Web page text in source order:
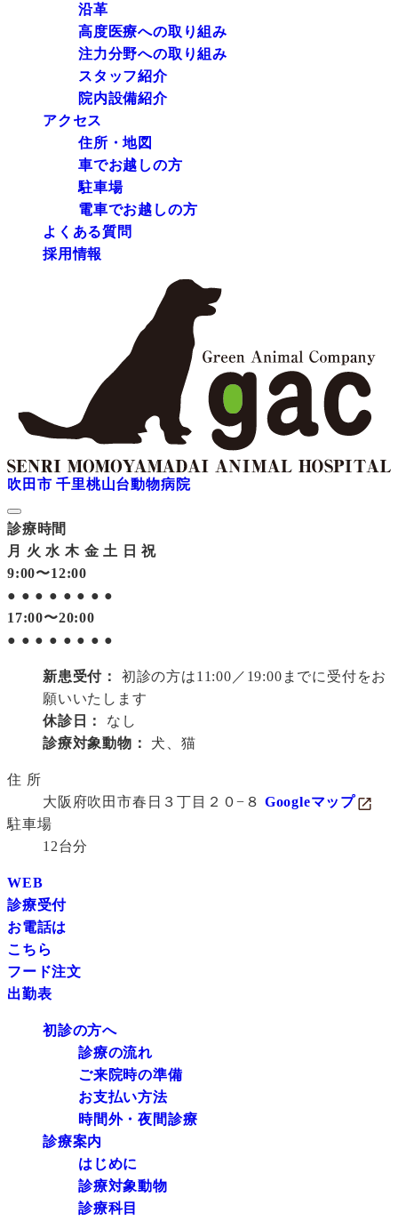
沿革
高度医療への取り組み
注力分野への取り組み
スタッフ紹介
院内設備紹介
アクセス
住所・地図
車でお越しの方
駐車場
電車でお越しの方
よくある質問
採用情報
吹田市 千里桃山台動物病院
診療時間
月
火 水 木 金 土 日 祝
9:00〜12:00
● ● ● ● ● ● ● ●
17:00〜20:00
● ● ● ● ● ● ● ●
新患受付：
初診の方は11:00／19:00までに受付をお
願いいたします
休診日：
なし
診療対象動物：
犬、猫
住 所
大阪府吹田市春日３丁目２０−８ Googleマップ
駐車場
12台分
WEB
診療受付
お電話は
こちら
フード注文
出勤表
初診の方へ
診療の流れ
ご来院時の準備
お支払い方法
時間外・夜間診療
診療案内
はじめに
診療対象動物
診療科目